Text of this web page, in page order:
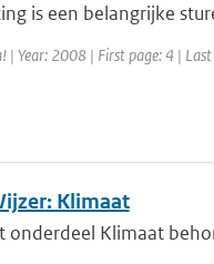
is een belangrijke
| Year: 2008 | First page: 4 |
Klimaat
onderdeel Klimaat